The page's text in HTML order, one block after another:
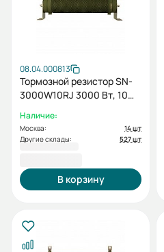
08.04.000813
Тормозной резистор SN-
3000W10RJ 3000 Вт, 10
Наличие:
Москва:
14 шт
Другие склады:
527 шт
В корзину